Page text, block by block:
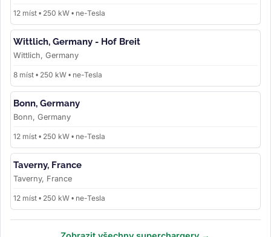
12 míst • 250 kW • ne-Tesla
Wittlich, Germany - Hof Breit
Wittlich, Germany
8 míst • 250 kW • ne-Tesla
Bonn, Germany
Bonn, Germany
12 míst • 250 kW • ne-Tesla
Taverny, France
Taverny, France
12 míst • 250 kW • ne-Tesla